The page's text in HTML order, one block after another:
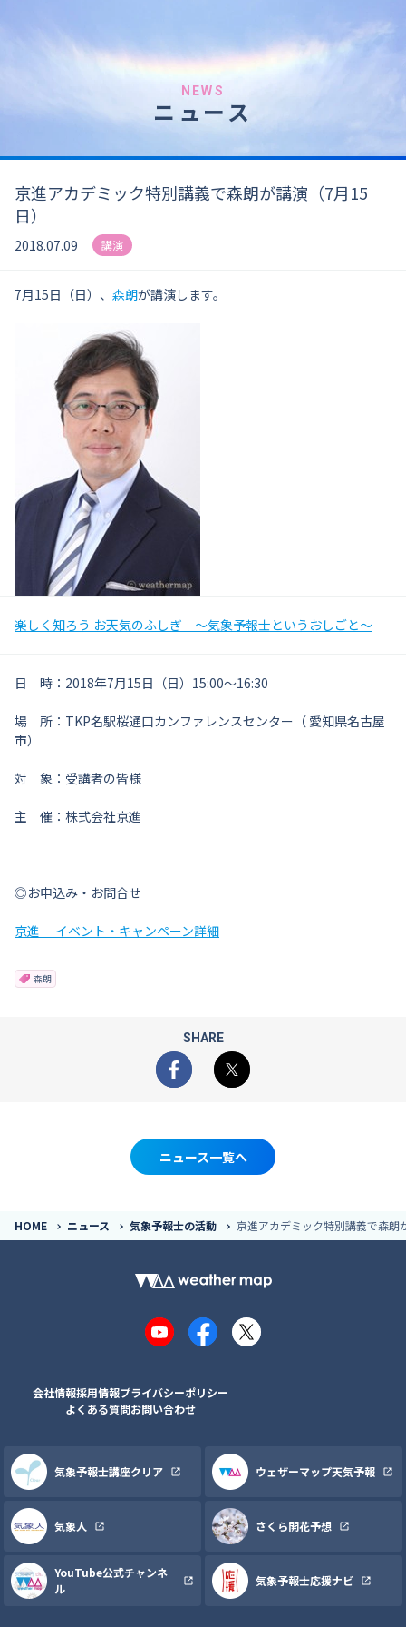
NEWS
ニュース
京進アカデミック特別講義で森朗が講演（7月15
日）
2018.07.09 講演
7月15日（日）、 森朗が講演します。
楽しく知ろう お天気のふしぎ ～気象予報士というおしごと～
日 時：2018年7月15日（日）15:00～16:30
場 所：TKP名駅桜通口カンファレンスセンター（ 愛知県名古屋
市）
対 象：受講者の皆様
主 催：株式会社京進
◎お申込み・お問合せ
京進 イベント・キャンペーン詳細
森朗
SHARE
Facebook
X
ニュース一覧へ
HOME ニュース 気象予報士の活動 京進アカデミック特別講義で森朗
YouTubeFacebook
X
会社情報採用情報プライバシーポリシー
よくある質問お問い合わせ
気象予報士講座クリア ウェザーマップ天気予報
気象人 さくら開花予想
YouTube公式チャンネ
ル
気象予報士応援ナビ